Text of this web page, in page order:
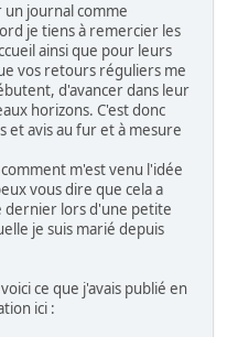
journal comme
je tiens à remercier les
ainsi que pour leurs
vos retours réguliers me
d'avancer dans leur
horizons. C'est donc
et avis au fur et à mesure
m'est venu l'idée
vous dire que cela a
dernier lors d'une petite
je suis marié depuis
ce que j'avais publié en
ici :